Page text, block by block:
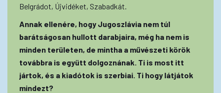
Belgrádot, Újvidéket, Szabadkát.
Annak ellenére, hogy Jugoszlávia nem túl
barátságosan hullott darabjaira, még ha nem is
minden területen, de mintha a művészeti körök
továbbra is együtt dolgoznának. Ti is most itt
jártok, és a kiadótok is szerbiai. Ti hogy látjátok
mindezt?